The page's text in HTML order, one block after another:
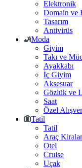
Elektronik
Domain ve
Tasarım
Antivirüs
Moda
Giyim
Takı ve
Ayakkabı
İç Giyim
Aksesuar
Gözlük ve
Saat
Özel
Tatil
Tatil
Araç
Otel
Cruise
Uçak